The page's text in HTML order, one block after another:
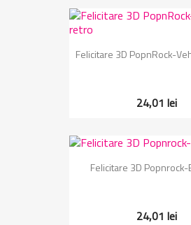
Felicitare 3D PopnRock-
24,01 lei
Felicitare 3D
24,01 lei